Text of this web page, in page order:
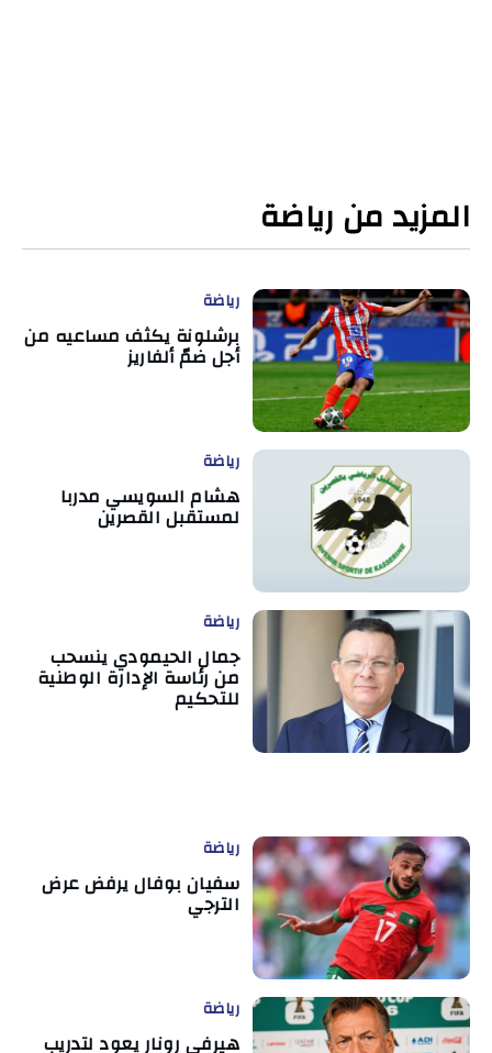
المزيد من رياضة
رياضة
برشلونة يكثف مساعيه من
أجل ضمّ ألفاريز
رياضة
هشام السويسي مدربا
لمستقبل القصرين
رياضة
جمال الحيمودي ينسحب
من رئاسة الإدارة الوطنية
للتحكيم
رياضة
سفيان بوفال يرفض عرض
الترجي
رياضة
هيرفي رونار يعود لتدريب